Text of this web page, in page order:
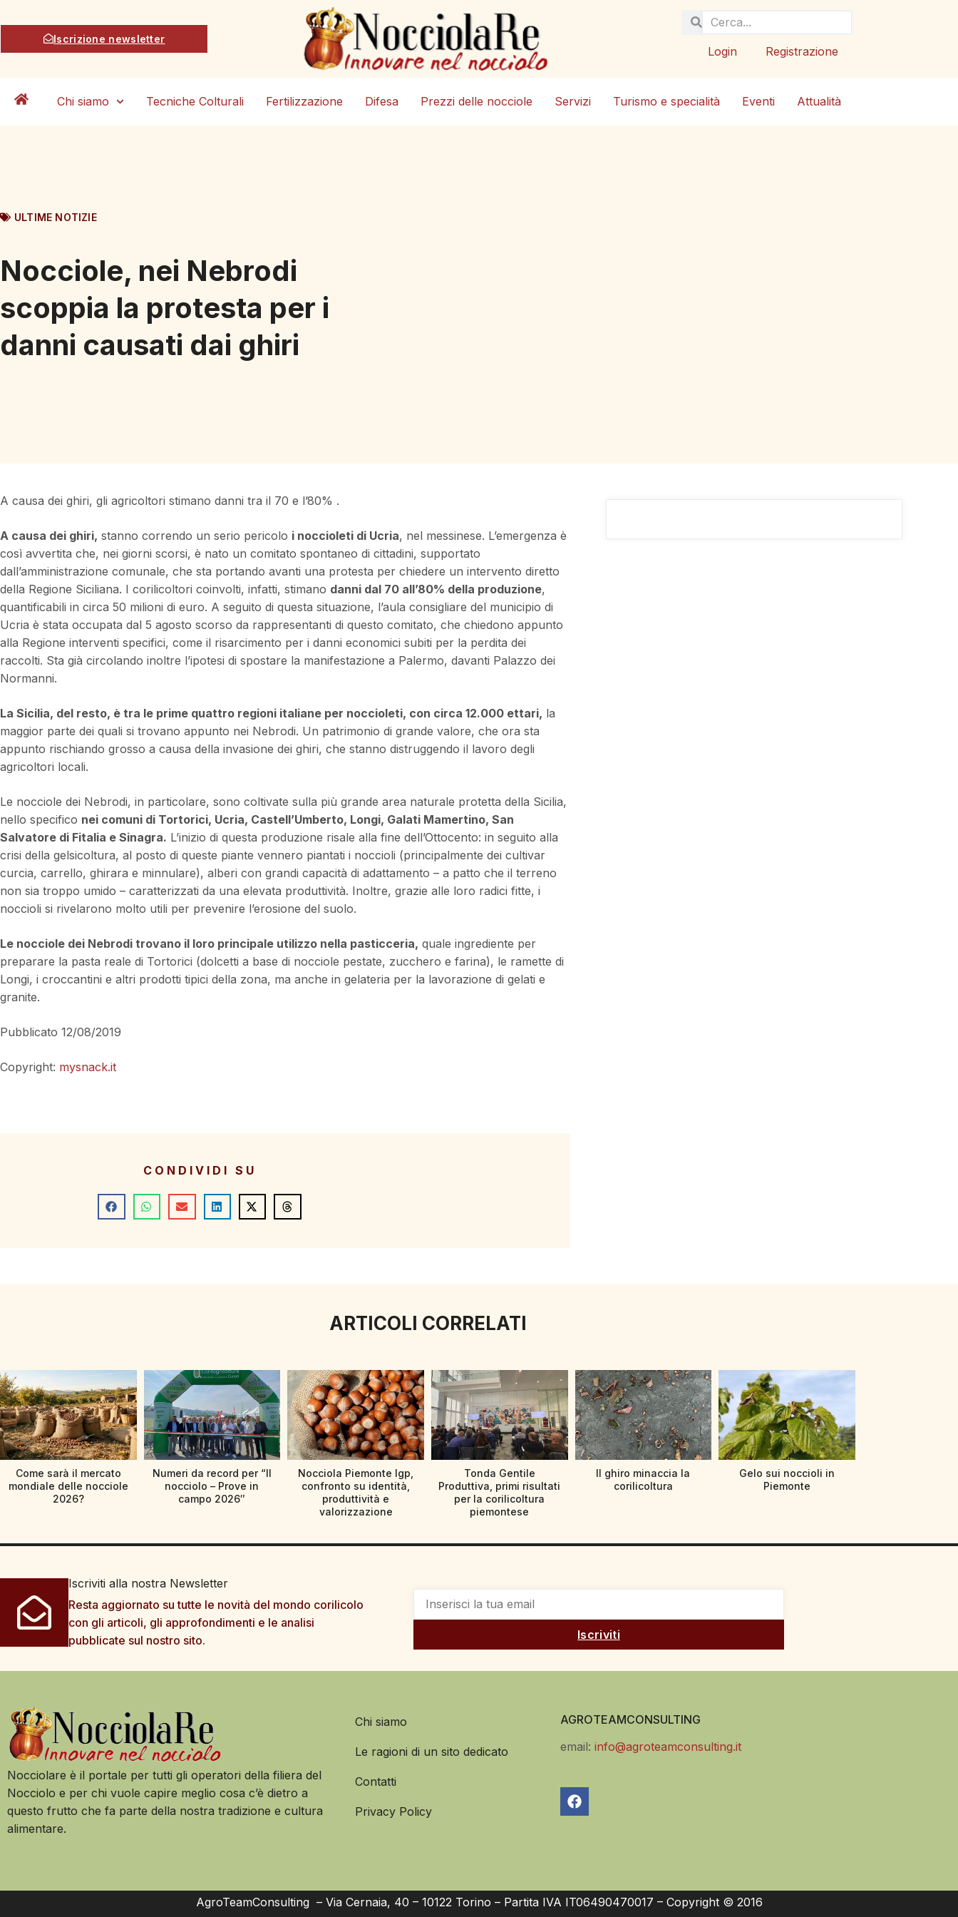
Iscrizione newsletter
Login Registrazione
Chi siamo Tecniche Colturali Fertilizzazione Difesa Prezzi delle nocciole Servizi Turismo e specialità Eventi Attualità
ULTIME NOTIZIE
Nocciole, nei Nebrodi
scoppia la protesta per i
danni causati dai ghiri
A causa dei ghiri, gli agricoltori stimano danni tra il 70 e l’80% .
A causa dei ghiri, stanno correndo un serio pericolo i noccioleti di Ucria, nel messinese. L’emergenza è
così avvertita che, nei giorni scorsi, è nato un comitato spontaneo di cittadini, supportato
dall’amministrazione comunale, che sta portando avanti una protesta per chiedere un intervento diretto
della Regione Siciliana. I corilicoltori coinvolti, infatti, stimano danni dal 70 all’80% della produzione,
quantificabili in circa 50 milioni di euro. A seguito di questa situazione, l’aula consigliare del municipio di
Ucria è stata occupata dal 5 agosto scorso da rappresentanti di questo comitato, che chiedono appunto
alla Regione interventi specifici, come il risarcimento per i danni economici subiti per la perdita dei
raccolti. Sta già circolando inoltre l’ipotesi di spostare la manifestazione a Palermo, davanti Palazzo dei
Normanni.
La Sicilia, del resto, è tra le prime quattro regioni italiane per noccioleti, con circa 12.000 ettari, la
maggior parte dei quali si trovano appunto nei Nebrodi. Un patrimonio di grande valore, che ora sta
appunto rischiando grosso a causa della invasione dei ghiri, che stanno distruggendo il lavoro degli
agricoltori locali.
Le nocciole dei Nebrodi, in particolare, sono coltivate sulla più grande area naturale protetta della Sicilia,
nello specifico nei comuni di Tortorici, Ucria, Castell’Umberto, Longi, Galati Mamertino, San
Salvatore di Fitalia e Sinagra. L’inizio di questa produzione risale alla fine dell’Ottocento: in seguito alla
crisi della gelsicoltura, al posto di queste piante vennero piantati i noccioli (principalmente dei cultivar
curcia, carrello, ghirara e minnulare), alberi con grandi capacità di adattamento – a patto che il terreno
non sia troppo umido – caratterizzati da una elevata produttività. Inoltre, grazie alle loro radici fitte, i
noccioli si rivelarono molto utili per prevenire l’erosione del suolo.
Le nocciole dei Nebrodi trovano il loro principale utilizzo nella pasticceria, quale ingrediente per
preparare la pasta reale di Tortorici (dolcetti a base di nocciole pestate, zucchero e farina), le ramette di
Longi, i croccantini e altri prodotti tipici della zona, ma anche in gelateria per la lavorazione di gelati e
granite.
Pubblicato 12/08/2019
Copyright: mysnack.it
CONDIVIDI SU
ARTICOLI CORRELATI
Come sarà il mercato
mondiale delle nocciole
2026?
Numeri da record per “Il
nocciolo – Prove in
campo 2026″
Nocciola Piemonte Igp,
confronto su identità,
produttività e
valorizzazione
Tonda Gentile
Produttiva, primi risultati
per la corilicoltura
piemontese
Il ghiro minaccia la
corilicoltura
Gelo sui noccioli in
Piemonte
Iscriviti alla nostra Newsletter
Resta aggiornato su tutte le novità del mondo corilicolo
con gli articoli, gli approfondimenti e le analisi
pubblicate sul nostro sito.
Iscriviti
Nocciolare è il portale per tutti gli operatori della filiera del
Nocciolo e per chi vuole capire meglio cosa c’è dietro a
questo frutto che fa parte della nostra tradizione e cultura
alimentare.
Chi siamo
Le ragioni di un sito dedicato
Contatti
Privacy Policy
AGROTEAMCONSULTING
email:info@agroteamconsulting.it
AgroTeamConsulting – Via Cernaia, 40 – 10122 Torino – Partita IVA IT06490470017 – Copyright © 2016